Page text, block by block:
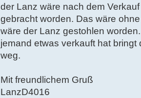
der Lanz wäre nach dem
gebracht worden. Das wäre
wäre der Lanz gestohlen
jemand etwas verkauft hat
weg.
Mit freundlichem Gruß
LanzD4016